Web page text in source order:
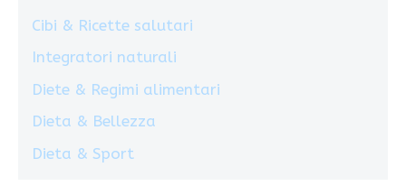
Cibi & Ricette salutari
Integratori naturali
Diete & Regimi alimentari
Dieta & Bellezza
Dieta & Sport